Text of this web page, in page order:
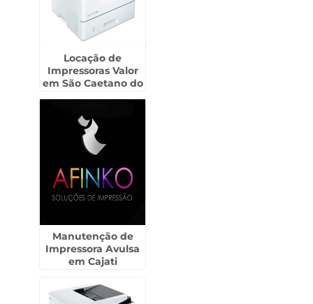
Locação de
Impressoras Valor
em São Caetano do
Manutenção de
Impressora Avulsa
em Cajati